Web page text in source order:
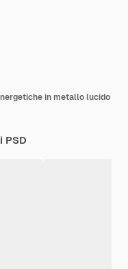
in metallo lucido
PSD